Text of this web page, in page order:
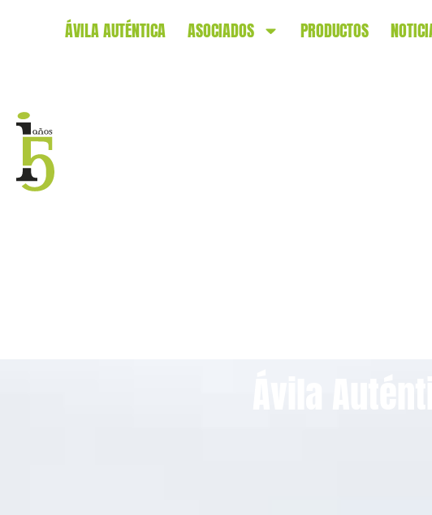
ÁVILA AUTÉNTICA ASOCIADOS PRODUCTOS
Ávila